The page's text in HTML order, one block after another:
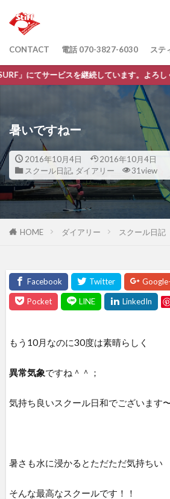
CONTACT 電話 070-3827-6030 ステ
を継続しています。よろしくおねがいしま
暑いですねー
2016年10月4日
2016年10月4日
スクール日記, ダイアリー 31view
HOME ダイアリー スクール日記
もう10月なのに30度は素晴らしく
異常気象ですね＾＾；
気持ち良いスクール日和でございます
暑さも水に浸かるとただただ気持ちい
そんな最高なスクールです！！